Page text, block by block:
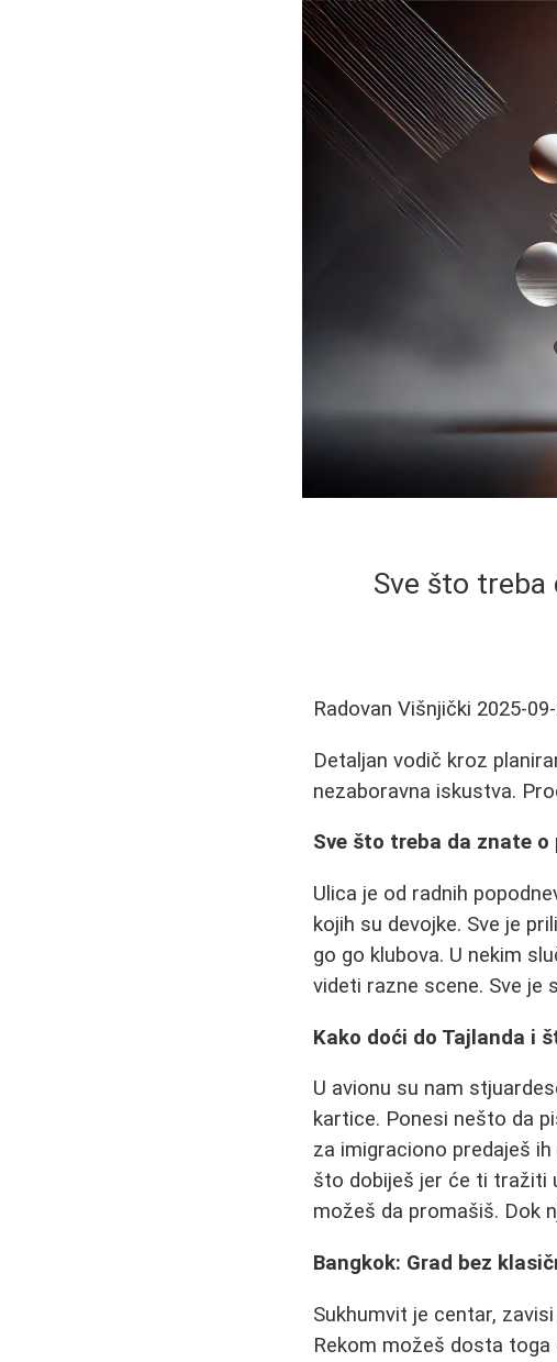
Sve što treba
Radovan Višnjički 2025-
Detaljan vodič kroz
nezaboravna iskustva.
Sve što treba da znate o
Ulica je od radnih
kojih su devojke. Sve je
go go klubova. U nekim
videti razne scene. Sve je
Kako doći do Tajlanda i
U avionu su nam
kartice. Ponesi nešto da
za imigraciono predaješ
što dobiješ jer će ti tražiti
možeš da promašiš. Dok
Bangkok: Grad bez
Sukhumvit je centar,
Rekom možeš dosta toga